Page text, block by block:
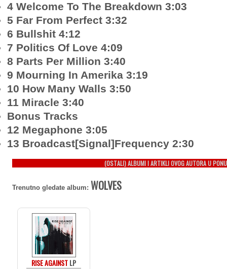
4 Welcome To The Breakdown 3:03
5 Far From Perfect 3:32
6 Bullshit 4:12
7 Politics Of Love 4:09
8 Parts Per Million 3:40
9 Mourning In Amerika 3:19
10 How Many Walls 3:50
11 Miracle 3:40
Bonus Tracks
12 Megaphone 3:05
13 Broadcast[Signal]Frequency 2:30
(OSTALI) ALBUMI I ARTIKLI OVOG AUTORA U
Trenutno gledate album: WOLVES
RISE AGAINSTLP